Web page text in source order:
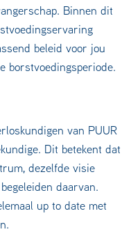
Binnen dit
beleid voor jou
borstvoedingsperiode.
van PUUR
Dit betekent dat
dezelfde visie
daarvan.
up to date met